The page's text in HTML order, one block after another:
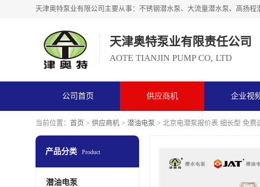
天津奥特泵业有限责任公司
AOTE TIANJIN PUMP CO, LTD
公司首页 供应商机 企业视
当前位置： 首页 > 供应商机 > 潜油电泵 > 北京电潜泵报价表 细长型 免费
产品分类 Product
潜油电泵